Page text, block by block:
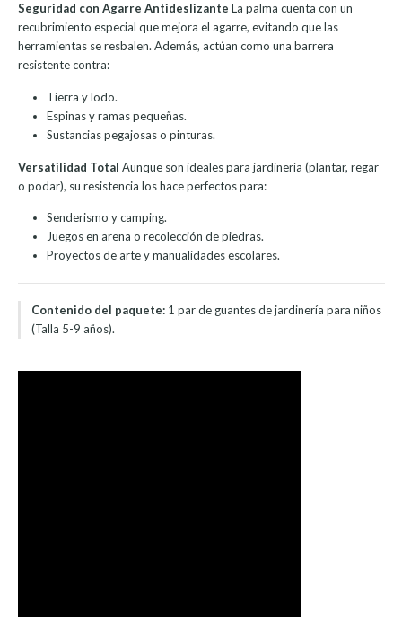
Seguridad con Agarre Antideslizante La palma cuenta con un
recubrimiento especial que mejora el agarre, evitando que las
herramientas se resbalen. Además, actúan como una barrera
resistente contra:
Tierra y lodo.
Espinas y ramas pequeñas.
Sustancias pegajosas o pinturas.
Versatilidad Total Aunque son ideales para jardinería (plantar, regar
o podar), su resistencia los hace perfectos para:
Senderismo y camping.
Juegos en arena o recolección de piedras.
Proyectos de arte y manualidades escolares.
Contenido del paquete:1 par de guantes de jardinería para niños
(Talla 5-9 años).